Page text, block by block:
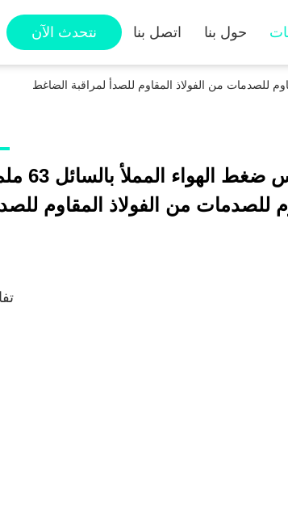
حول بنا اتصل بنا نتحدث الآن
نظام
للصدمات من الفولاذ المقاوم